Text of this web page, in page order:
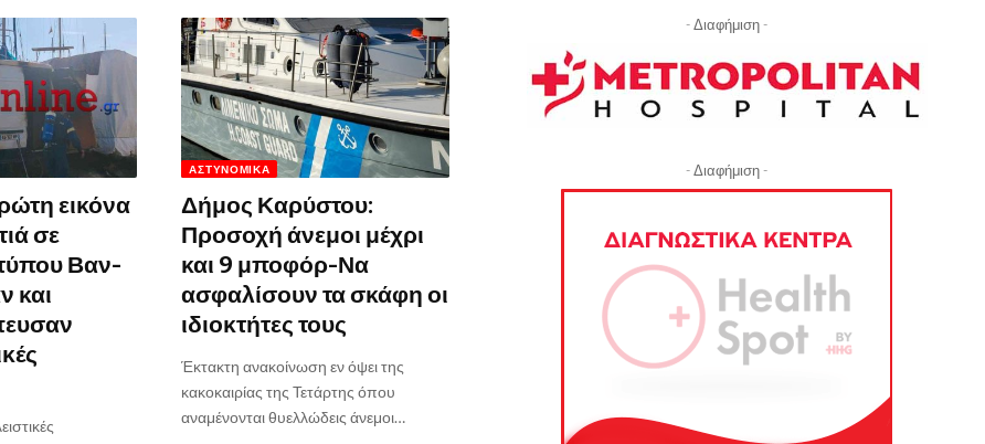
εικόνα
σε
Βαν-
και
ΑΣΤΥΝΟΜΙΚΆ
Δήμος Καρύστου:
Προσοχή άνεμοι μέχρι
και 9 μποφόρ-Να
ασφαλίσουν τα σκάφη οι
ιδιοκτήτες τους
Έκτακτη ανακοίνωση εν όψει της
κακοκαιρίας της Τετάρτης όπου
αναμένονται θυελλώδεις άνεμοι…
- Διαφήμιση -
- Διαφήμιση -